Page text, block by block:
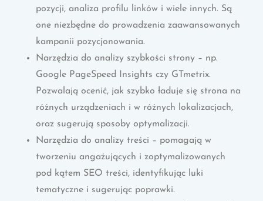
pozycji, analiza profilu linków i wiele innych. Są
one niezbędne do prowadzenia zaawansowanych
kampanii pozycjonowania.
Narzędzia do analizy szybkości strony – np.
Google PageSpeed Insights czy GTmetrix.
Pozwalają ocenić, jak szybko ładuje się strona na
różnych urządzeniach i w różnych lokalizacjach,
oraz sugerują sposoby optymalizacji.
Narzędzia do analizy treści – pomagają w
tworzeniu angażujących i zoptymalizowanych
pod kątem SEO treści, identyfikując luki
tematyczne i sugerując poprawki.